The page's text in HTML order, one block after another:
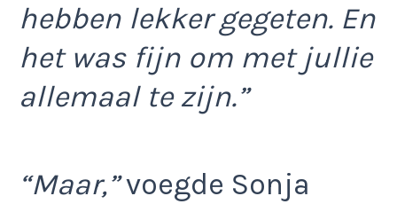
hebben lekker gegeten. En
het was fijn om met jullie
allemaal te zijn.”
“Maar,”voegde Sonja